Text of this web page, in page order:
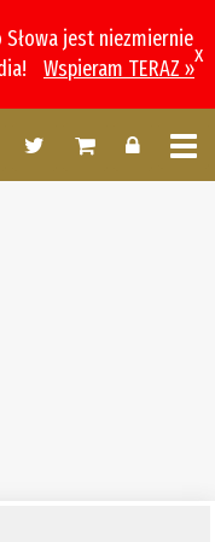
jest niezmiernie
Wspieram TERAZ »
x